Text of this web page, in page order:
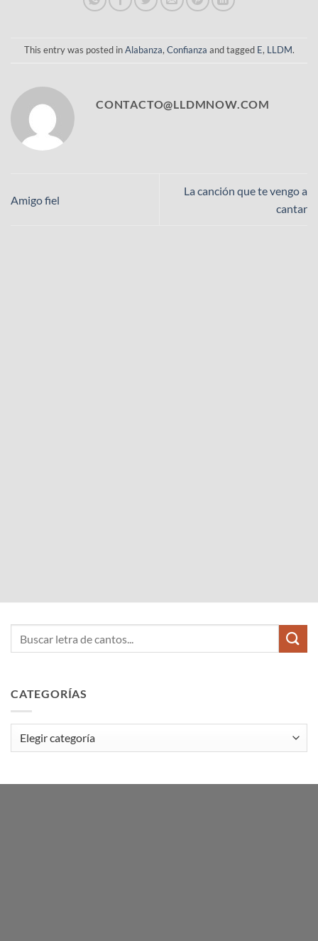
This entry was posted inAlabanza, Confianza and tagged E, LLDM.
CONTACTO@LLDMNOW.COM
Amigo fiel
La canción que te vengo a
cantar
CATEGORÍAS